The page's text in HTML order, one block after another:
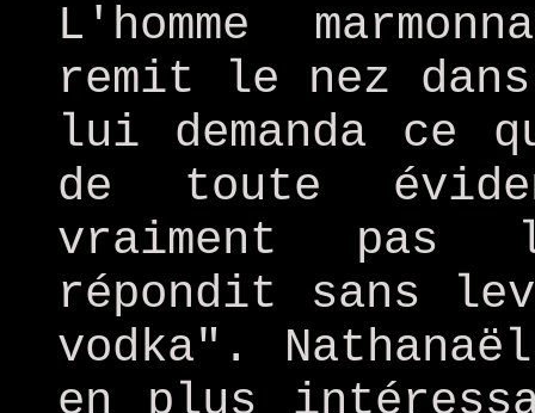
L'homme
remit le nez
lui demanda ce
de toute
vraiment pas
répondit sans
vodka".
en plus